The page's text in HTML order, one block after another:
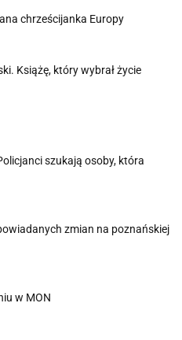
chrześcijanka Europy
Książę, który wybrał życie
szukają osoby, która
zmian na poznańskiej
w MON